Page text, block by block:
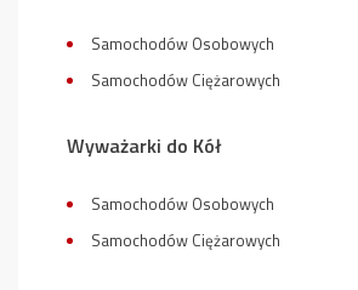
Samochodów Osobowych
Samochodów Ciężarowych
Wyważarki do Kół
Samochodów Osobowych
Samochodów Ciężarowych